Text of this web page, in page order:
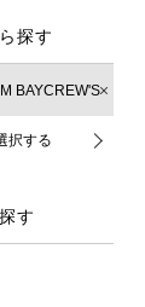
探す
BAYCREW'S
択する
す